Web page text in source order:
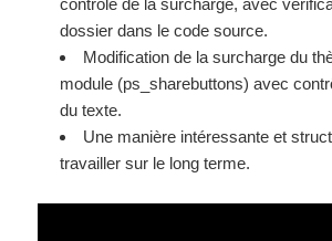
dossier dans le code source.
Modification de la surcharge du
module (ps_sharebuttons) avec
du texte.
Une manière intéressante et
travailler sur le long terme.